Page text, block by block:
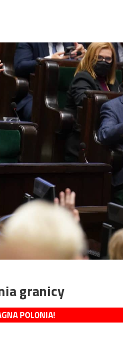
granicy
POLONIA!